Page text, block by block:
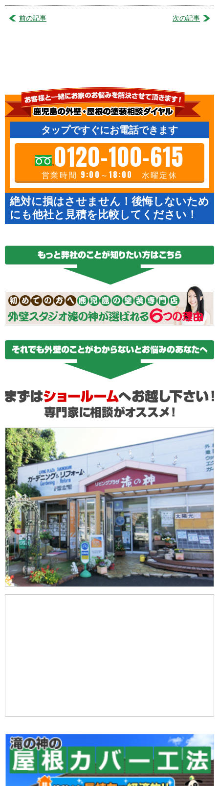
前の記事 次の記事
タップですぐにお電話できます
0120-100-615
営業時間 9:00～18:00 水曜定休
絶対に損はさせません！後悔しないため
にも他社と見積を比較してください！